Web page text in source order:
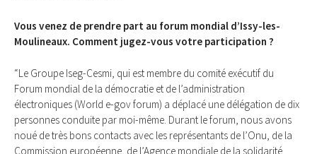
Vous venez de prendre part au forum mondial d’Issy-les-
Moulineaux. Comment jugez-vous votre participation ?
“Le Groupe Iseg-Cesmi, qui est membre du comité exécutif du
Forum mondial de la démocratie et de l’administration
électroniques (World e-gov forum) a déplacé une délégation de dix
personnes conduite par moi-même. Durant le forum, nous avons
noué de très bons contacts avec les représentants de l’Onu, de la
Commission européenne, de l’Agence mondiale de la solidarité